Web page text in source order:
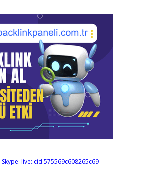
Skype: live:.cid.575569c608265c69